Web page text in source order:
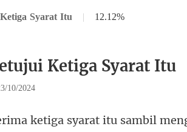
Syarat Itu | 12.12%
Ketiga Syarat Itu
10/2024